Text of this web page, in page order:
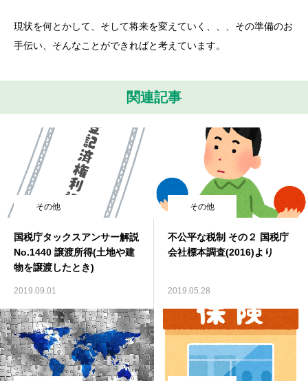
現状を何とかして、そして将来を変えていく、、、その準備のお
手伝い、そんなことができればと考えています。
関連記事
その他
国税庁タックスアンサー解説
No.1440 譲渡所得(土地や建
物を譲渡したとき)
2019.09.01
その他
不公平な税制 その２ 国税庁
会社標本調査(2016)より
2019.05.28